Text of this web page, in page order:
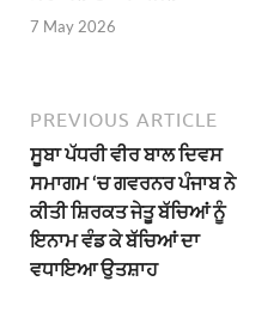
7 May 2026
PREVIOUS ARTICLE
ਸੂਬਾ ਪੱਧਰੀ ਵੀਰ ਬਾਲ ਦਿਵਸ
ਸਮਾਗਮ ‘ਚ ਗਵਰਨਰ ਪੰਜਾਬ ਨੇ
ਕੀਤੀ ਸ਼ਿਰਕਤ ਜੇਤੂ ਬੱਚਿਆਂ ਨੂੰ
ਇਨਾਮ ਵੰਡ ਕੇ ਬੱਚਿਆਂ ਦਾ
ਵਧਾਇਆ ਉਤਸ਼ਾਹ